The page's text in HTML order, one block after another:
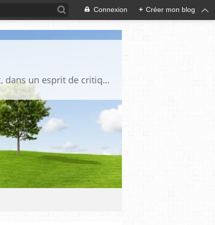
Connexion + Créer mon blog
Blog destiné à commenter l'actualité, politique, économique, culturelle, sportive, etc, dans un esprit de critique philosophique, d'esprit chrétien et français.La collaboration des lecteurs est souhaitée, de même que la courtoisie, et l'esprit de tolérance.